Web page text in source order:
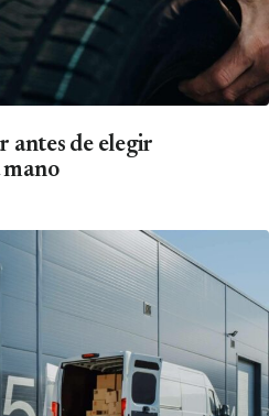
antes de elegir
mano